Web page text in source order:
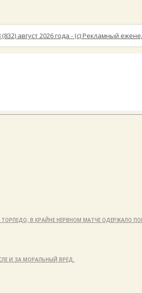
В КРАЙНЕ НЕРВНОМ МАТЧЕ ОДЕРЖАЛО
И ЗА МОРАЛЬНЫЙ ВРЕД.